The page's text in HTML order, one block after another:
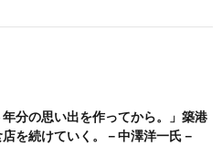
年分の思い出を作ってから。」築港
を続けていく。－中澤洋一氏－